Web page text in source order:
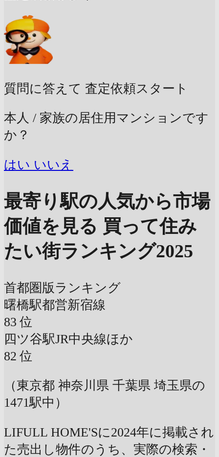
質問に答えて 査定依頼スタート
本人 / 家族の居住用マンションです
か？
はい いいえ
最寄り駅の人気から市場
価値を見る 買って住み
たい街ランキング2025
首都圏版ランキング
曙橋駅都営新宿線
83位
四ツ谷駅JR中央線ほか
82位
（東京都 神奈川県 千葉県 埼玉県の
1471駅中）
LIFULL HOME'Sに2024年に掲載され
た売出し物件のうち、実際の検索・